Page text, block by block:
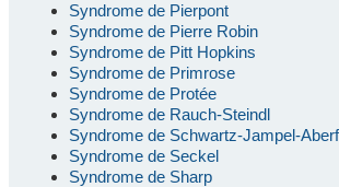
Syndrome de Pierpont
Syndrome de Pierre Robin
Syndrome de Pitt Hopkins
Syndrome de Primrose
Syndrome de Protée
Syndrome de Rauch-Steindl
Syndrome de Schwartz-Jampel-
Syndrome de Seckel
Syndrome de Sharp